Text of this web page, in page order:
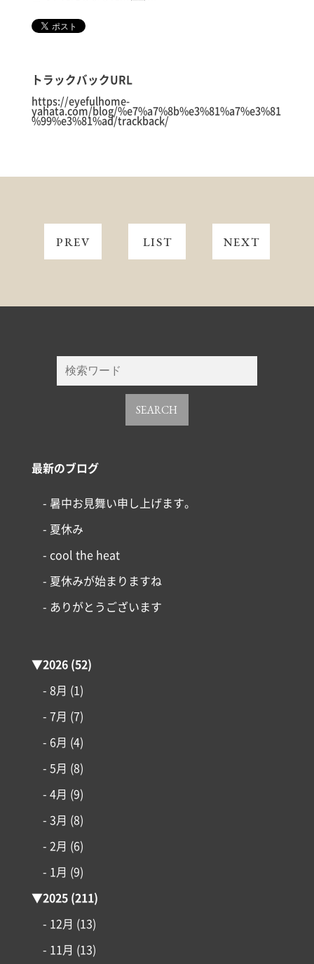
コンセプト
施工事例
トラックバックURL
https://eyefulhome-
yahata.com/blog/%e7%a7%8b%e3%81%a7%e3%81
%99%e3%81%ad/trackback/
SEARCH
最新のブログ
- 暑中お見舞い申し上げます。
- 夏休み
- cool the heat
- 夏休みが始まりますね
- ありがとうございます
▼2026(52)
- 8月 (1)
- 7月 (7)
- 6月 (4)
- 5月 (8)
- 4月 (9)
- 3月 (8)
- 2月 (6)
- 1月 (9)
▼2025(211)
- 12月 (13)
- 11月 (13)
PREV LIST NEXT